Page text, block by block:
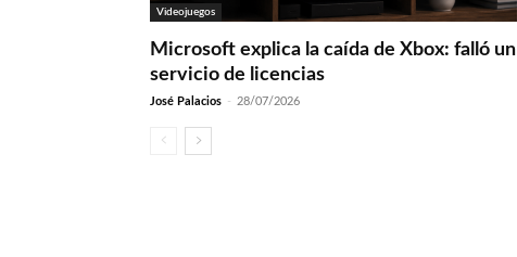
Videojuegos
Microsoft explica la caída de Xbox: falló un
servicio de licencias
José Palacios - 28/07/2026